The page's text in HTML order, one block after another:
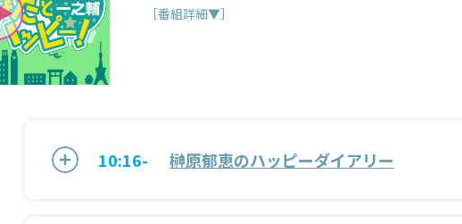
［番組詳細▼］
10:16- 榊原郁恵のハッピーダイアリー